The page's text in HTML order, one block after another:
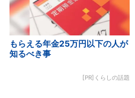
もらえる年金25万円以下の人が
知るべき事
[PR]くらしの話題